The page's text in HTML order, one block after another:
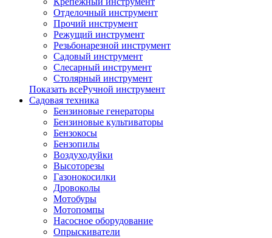
Отделочный инструмент
Прочий инструмент
Режущий инструмент
Резьбонарезной инструмент
Садовый инструмент
Слесарный инструмент
Столярный инструмент
Показать всеРучной инструмент
Садовая техника
Бензиновые генераторы
Бензиновые культиваторы
Бензокосы
Бензопилы
Воздуходуйки
Высоторезы
Газонокосилки
Дровоколы
Мотобуры
Мотопомпы
Насосное оборудование
Опрыскиватели